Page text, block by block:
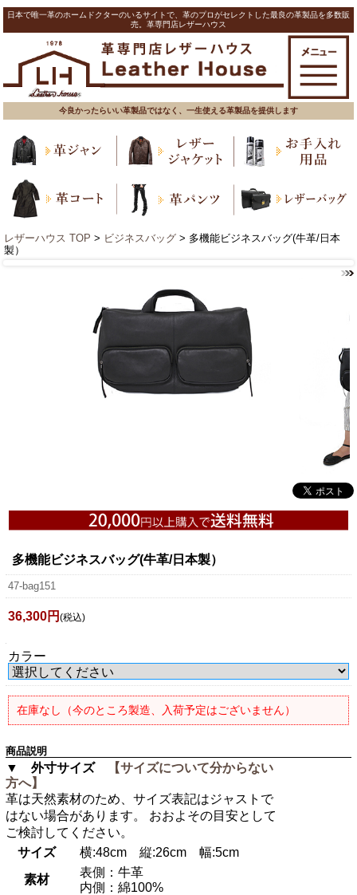
日本で唯一革のホームドクターのいるサイトで、革のプロがセレクトした最良の革製品を多数販
売。革専門店レザーハウス
今良かったらいい革製品ではなく、一生使える革製品を提供します
レザーハウス TOP > ビジネスバッグ > 多機能ビジネスバッグ(牛革/日本
製）
多機能ビジネスバッグ(牛革/日本製）
47-bag151
36,300円 (税込)
カラー
在庫なし（今のところ製造、入荷予定はございません）
商品説明
▼ 外寸サイズ
【サイズについて分からない
方へ】
革は天然素材のため、サイズ表記はジャストで
はない場合があります。 おおよその目安として
ご検討してください。
サイズ
横:48cm 縦:26cm 幅:5cm
素材
表側：牛革
内側：綿100%